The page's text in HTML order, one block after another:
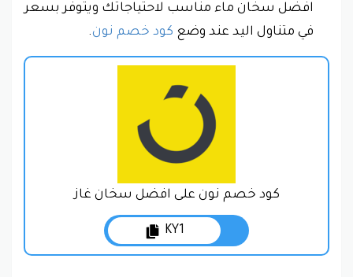
افضل سخان ماء مناسب لاحتياجاتك ويتوفر بسعر
في متناول اليد عند وضع كود خصم نون.
كود خصم نون على افضل سخان غاز
KY1